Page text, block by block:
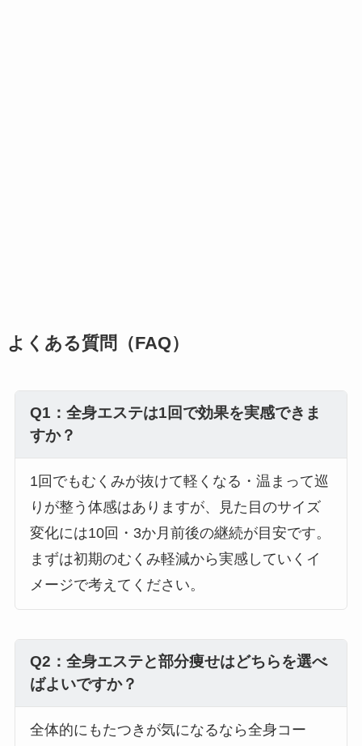
よくある質問（FAQ）
Q1：全身エステは1回で効果を実感できま
すか？
1回でもむくみが抜けて軽くなる・温まって巡
りが整う体感はありますが、見た目のサイズ
変化には10回・3か月前後の継続が目安です。
まずは初期のむくみ軽減から実感していくイ
メージで考えてください。
Q2：全身エステと部分痩せはどちらを選べ
ばよいですか？
全体的にもたつきが気になるなら全身コー